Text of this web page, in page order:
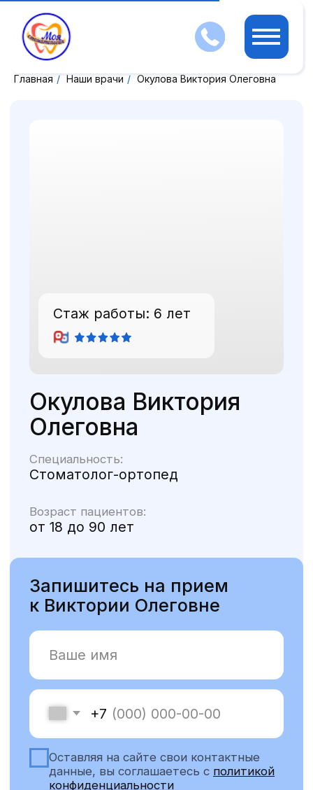
Главная / Наши врачи / Окулова Виктория Олеговна
Олеговна
Стоматолог-ортопед
от 18 до 90 лет
Запишитесь на прием
к Виктории Олеговне
+7
конфиденциальности
ЗАПИСАТЬСЯ